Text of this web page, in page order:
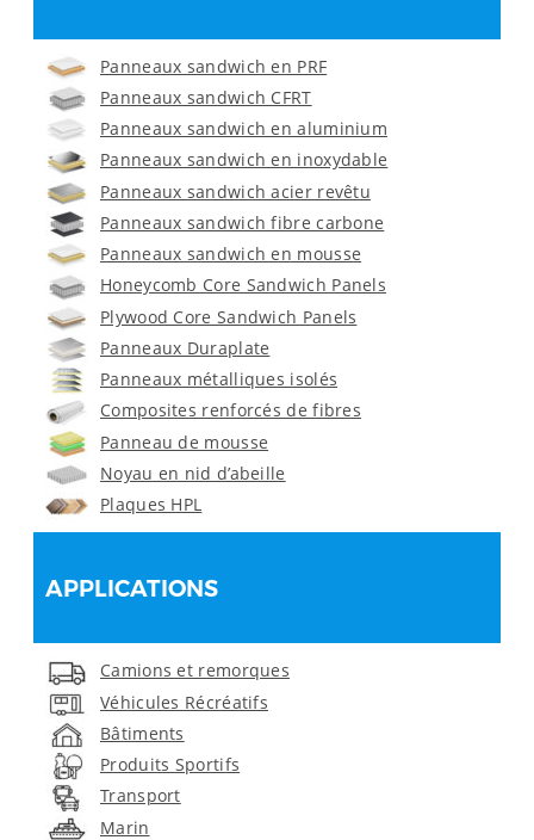
Panneaux sandwich en PRF
Panneaux sandwich CFRT
Panneaux sandwich en aluminium
Panneaux sandwich en inoxydable
Panneaux sandwich acier revêtu
Panneaux sandwich fibre carbone
Panneaux sandwich en mousse
Honeycomb Core Sandwich Panels
Plywood Core Sandwich Panels
Panneaux Duraplate
Panneaux métalliques isolés
Composites renforcés de fibres
Panneau de mousse
Noyau en nid d’abeille
Plaques HPL
APPLICATIONS
Camions et remorques
Véhicules Récréatifs
Bâtiments
Produits Sportifs
Transport
Marin